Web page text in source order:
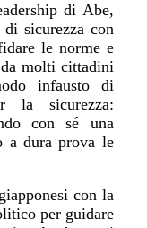
di Abe,
sicurezza con
le norme e
molti cittadini
infausto di
la sicurezza:
con sé una
a dura prova le
con la
per guidare